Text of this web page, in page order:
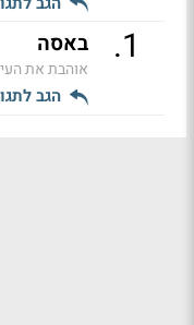
1
. באסה
אוהבת את
הגב